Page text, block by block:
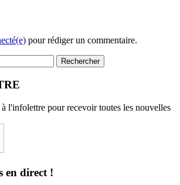
pour rédiger un commentaire.
l'infolettre pour recevoir toutes les nouvelles
en direct !